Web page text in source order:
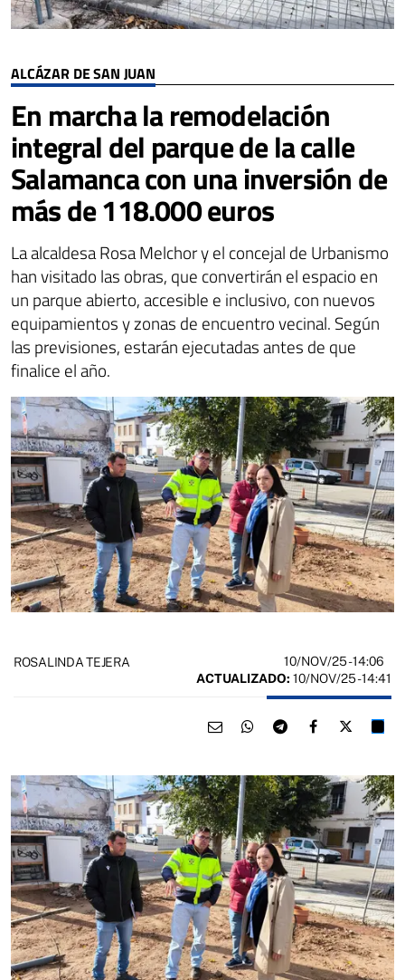
ALCÁZAR DE SAN JUAN
En marcha la remodelación
integral del parque de la calle
Salamanca con una inversión de
más de 118.000 euros
La alcaldesa Rosa Melchor y el concejal de Urbanismo
han visitado las obras, que convertirán el espacio en
un parque abierto, accesible e inclusivo, con nuevos
equipamientos y zonas de encuentro vecinal. Según
las previsiones, estarán ejecutadas antes de que
finalice el año.
ROSALINDA TEJERA 10/NOV/25- 14:06
ACTUALIZADO: 10/NOV/25 - 14:41